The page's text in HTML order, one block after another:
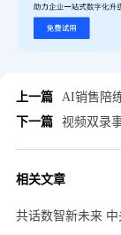
上一篇
AI销售陪练
下一篇
视频双录事后
相关文章